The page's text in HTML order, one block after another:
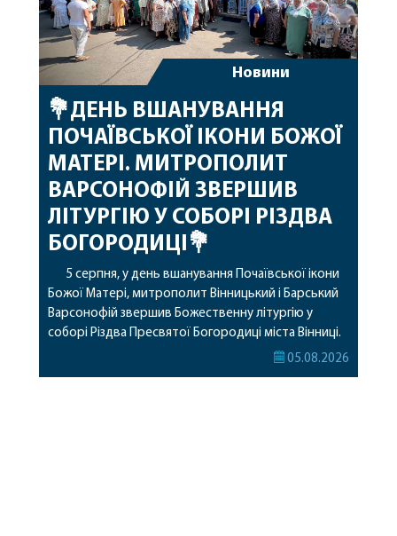
Новини
💐ДЕНЬ ВШАНУВАННЯ
ПОЧАЇВСЬКОЇ ІКОНИ БОЖОЇ
МАТЕРІ. МИТРОПОЛИТ
ВАРСОНОФІЙ ЗВЕРШИВ
ЛІТУРГІЮ У СОБОРІ РІЗДВА
БОГОРОДИЦІ💐
5 серпня, у день вшанування Почаївської ікони
Божої Матері, митрополит Вінницький і Барський
Варсонофій звершив Божественну літургію у
соборі Різдва Пресвятої Богородиці міста Вінниці.
Його Високопреосвященству співслужили05.08.2026